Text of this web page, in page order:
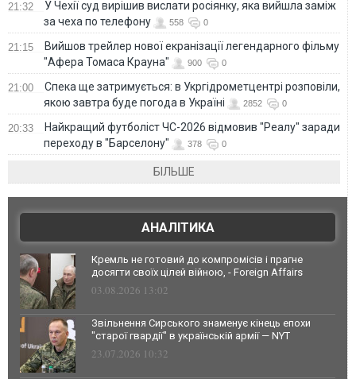
21:32
У Чехії суд вирішив вислати росіянку, яка вийшла заміж
за чеха по телефону
558 0
21:15
Вийшов трейлер нової екранізації легендарного фільму
"Афера Томаса Крауна"
900 0
21:00
Спека ще затримується: в Укргідрометцентрі розповіли,
якою завтра буде погода в Україні
2852 0
20:33
Найкращий футболіст ЧС-2026 відмовив "Реалу" заради
переходу в "Барселону"
378 0
БІЛЬШЕ
АНАЛІТИКА
Кремль не готовий до компромісів і прагне
досягти своїх цілей війною, - Foreign Affairs
03.08.2026 13:02
Звільнення Сирського знаменує кінець епохи
"старої гвардії" в українській армії — NYT
23.07.2026 10:32